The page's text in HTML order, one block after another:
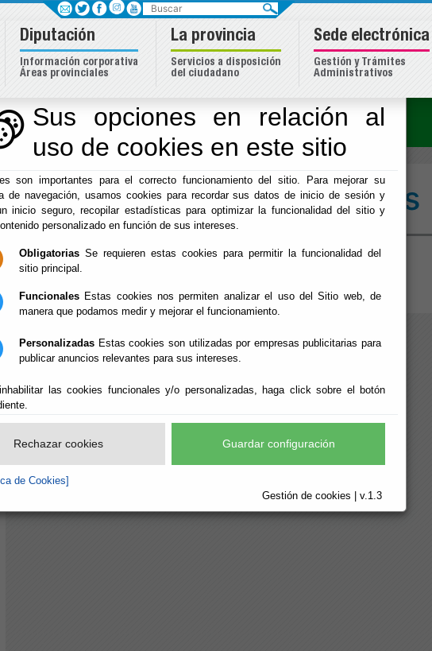
Sus opciones en relación al
uso de cookies en este sitio
son importantes para el correcto funcionamiento del sitio. Para mejorar su
de navegación, usamos cookies para recordar sus datos de inicio de sesión y
inicio seguro, recopilar estadísticas para optimizar la funcionalidad del sitio y
personalizado en función de sus intereses.
Obligatorias Se requieren estas cookies para permitir la funcionalidad del
sitio principal.
Funcionales Estas cookies nos permiten analizar el uso del Sitio web, de
manera que podamos medir y mejorar el funcionamiento.
Personalizadas Estas cookies son utilizadas por empresas publicitarias para
publicar anuncios relevantes para sus intereses.
las cookies funcionales y/o personalizadas, haga click sobre el botón
Rechazar cookies Guardar configuración
de Cookies]
Gestión de cookies | v.1.3
Inicio -Hacienda - Ordenanzas Municipales
Ordenanzas Municipales
- Buscador de Normas Publicadas en B.O.P. Acceder al Buscador
Buscar
Diputación
Información corporativa
Áreas provinciales
La provincia
Servicios a disposición
del ciudadano
Sede electrónica
Gestión y Trámites
Administrativos